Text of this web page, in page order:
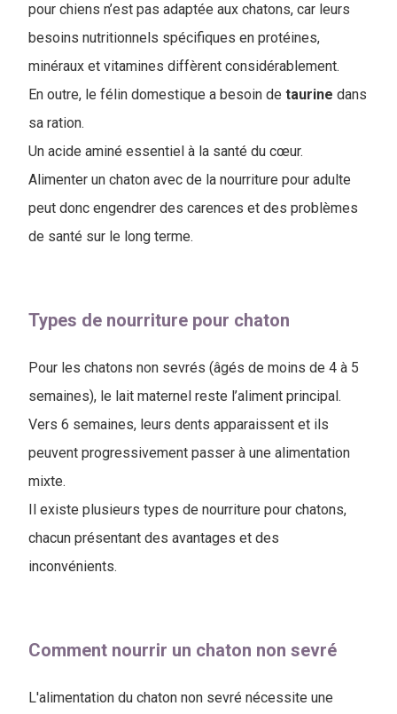
pour chiens n’est pas adaptée aux chatons, car leurs
besoins nutritionnels spécifiques en protéines,
minéraux et vitamines diffèrent considérablement.
En outre, le félin domestique a besoin de taurine dans
sa ration.
Un acide aminé essentiel à la santé du cœur.
Alimenter un chaton avec de la nourriture pour adulte
peut donc engendrer des carences et des problèmes
de santé sur le long terme.
Types de nourriture pour chaton
Pour les chatons non sevrés (âgés de moins de 4 à 5
semaines), le lait maternel reste l’aliment principal.
Vers 6 semaines, leurs dents apparaissent et ils
peuvent progressivement passer à une alimentation
mixte.
Il existe plusieurs types de nourriture pour chatons,
chacun présentant des avantages et des
inconvénients.
Comment nourrir un chaton non sevré
L'alimentation du chaton non sevré nécessite une